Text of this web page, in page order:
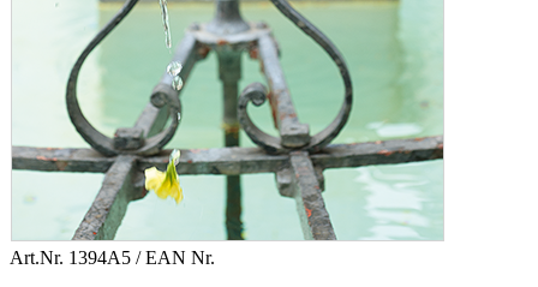
Art.Nr. 1394A5 / EAN Nr.